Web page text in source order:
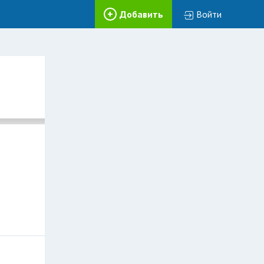
Добавить Войти